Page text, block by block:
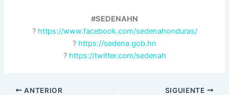
#SEDENAHN
? https://www.facebook.com/sedenahonduras/
? https://sedena.gob.hn
? https://twitter.com/sedenah
ANTERIOR SIGUIENTE